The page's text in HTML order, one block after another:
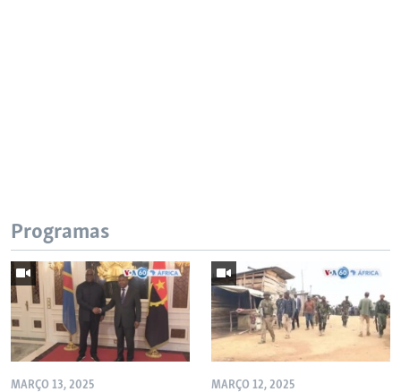
Programas
MARÇO 13, 2025 MARÇO 12, 2025